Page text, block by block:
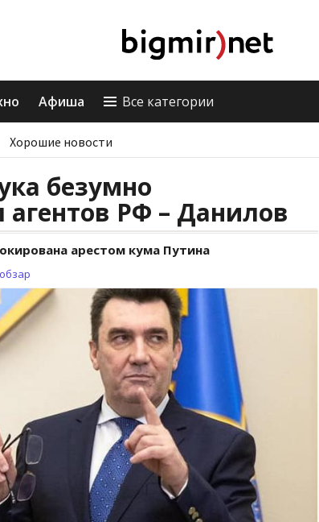
Афиша Все категории
Хорошие новости
безумно
РФ – Данилов
арестом кума Путина